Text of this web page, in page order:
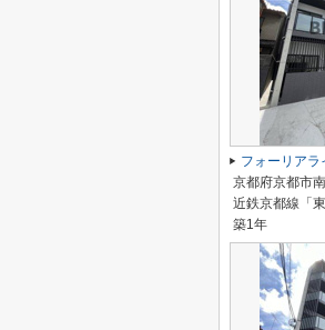
フォーリア
京都府京都市
近鉄京都線「
築1年